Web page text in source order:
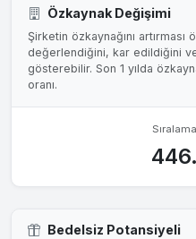
Özkaynak Değişimi
Şirketin özkaynağını artırması
değerlendiğini, kar edildiğini
gösterebilir. Son 1 yılda
oranı.
Sıralama
446.
Bedelsiz Potansiyeli